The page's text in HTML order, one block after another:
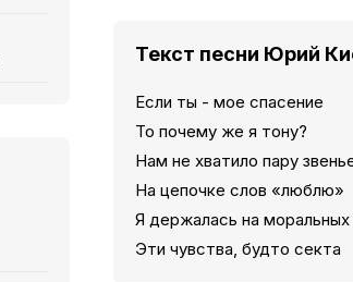
Текст песни Юрий
Если ты - мое спасение
То почему же я тону?
Нам не хватило пару
На цепочке слов «люблю»
Я держалась на моральных
Эти чувства, будто секта